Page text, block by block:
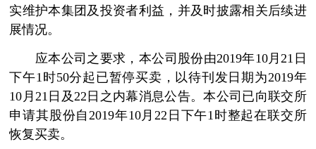
实维护本集团及投资者利益，并及时披露相关后续进
展情况。
应本公司之要求，本公司股份由2019年10月21日
下午1时50分起已暂停买卖，以待刊发日期为2019年
10月21日及22日之内幕消息公告。本公司已向联交所
申请其股份自2019年10月22日下午1时整起在联交所
恢复买卖。